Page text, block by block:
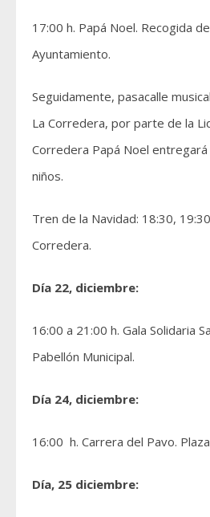
17:00 h. Papá Noel. Recogida
Ayuntamiento.
Seguidamente, pasacalle
La Corredera, por parte de la
Corredera Papá Noel
niños.
Tren de la Navidad: 18:30,
Corredera.
Día 22, diciembre:
16:00 a 21:00 h. Gala Solidaria
Pabellón Municipal.
Día 24, diciembre:
16:00 h. Carrera del Pavo.
Día, 25 diciembre: